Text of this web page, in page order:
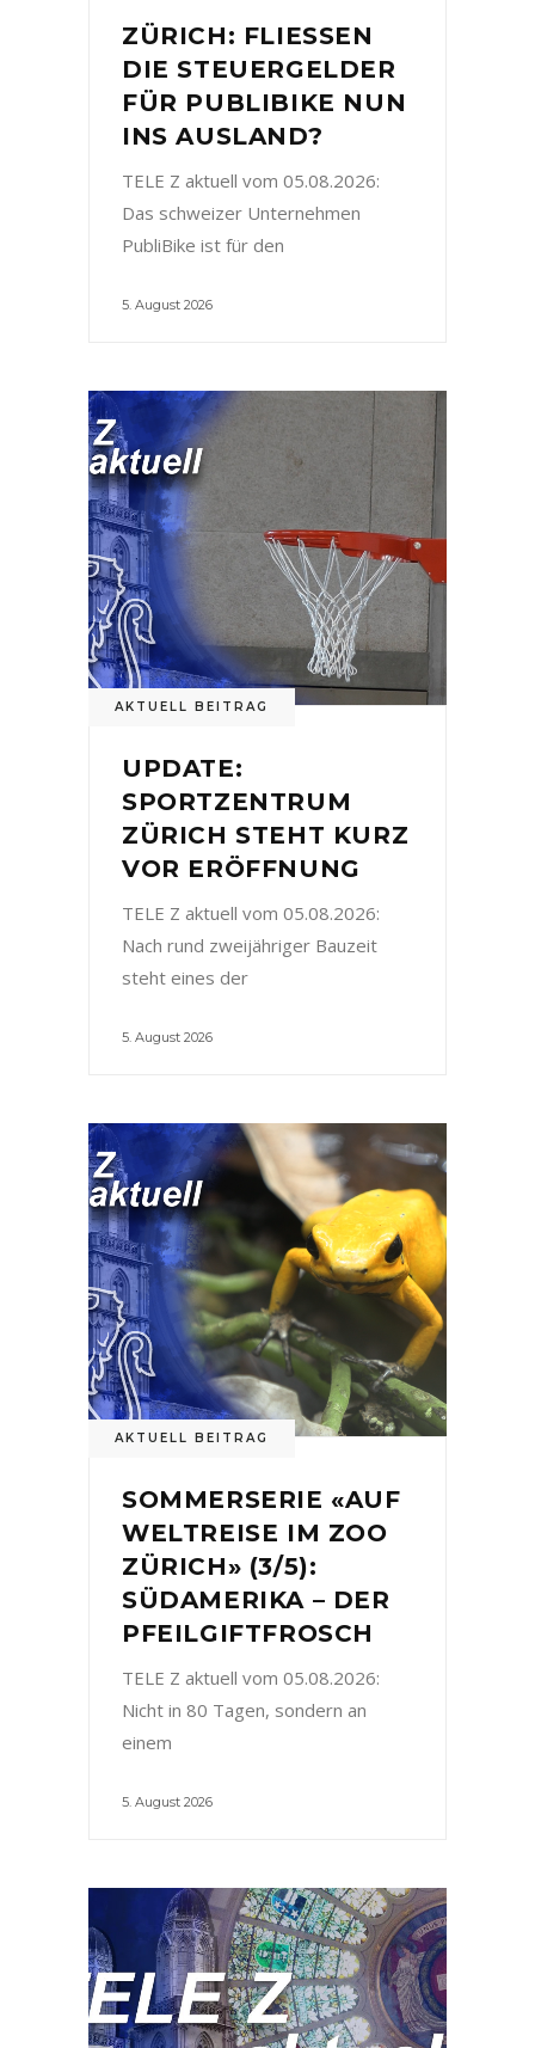
ZÜRICH: FLIESSEN
DIE STEUERGELDER
FÜR PUBLIBIKE NUN
INS AUSLAND?
TELE Z aktuell vom 05.08.2026:
Das schweizer Unternehmen
PubliBike ist für den
5. August 2026
AKTUELL BEITRAG
UPDATE:
SPORTZENTRUM
ZÜRICH STEHT KURZ
VOR ERÖFFNUNG
TELE Z aktuell vom 05.08.2026:
Nach rund zweijähriger Bauzeit
steht eines der
5. August 2026
AKTUELL BEITRAG
SOMMERSERIE «AUF
WELTREISE IM ZOO
ZÜRICH» (3/5):
SÜDAMERIKA – DER
PFEILGIFTFROSCH
TELE Z aktuell vom 05.08.2026:
Nicht in 80 Tagen, sondern an
einem
5. August 2026